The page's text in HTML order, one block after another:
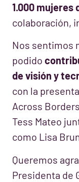
1.000 mujeres
colaboración,
Nos sentimos
podido
de visión y
con la
Across
Tess Mateo
como Lisa
Queremos
Presidenta de